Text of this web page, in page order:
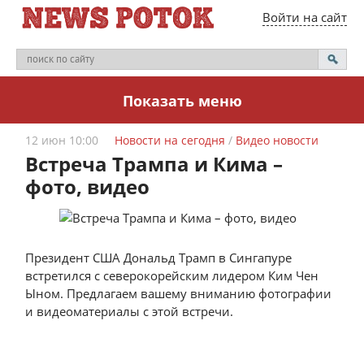
Войти на сайт
Показать меню
12 июн 10:00 Новости на сегодня / Видео новости
Встреча Трампа и Кима –
фото, видео
Президент США Дональд Трамп в Сингапуре
встретился с северокорейским лидером Ким Чен
Ыном. Предлагаем вашему вниманию фотографии
и видеоматериалы с этой встречи.